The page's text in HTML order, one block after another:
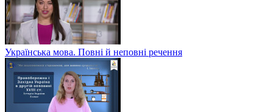
Українська мова. Повні й неповні речення